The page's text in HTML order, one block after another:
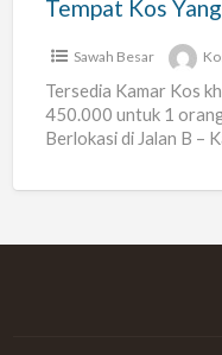
Tempat Kos
Sawah Besar
Tersedia Kamar Kos
450.000 untuk 1
Berlokasi di Jalan B –